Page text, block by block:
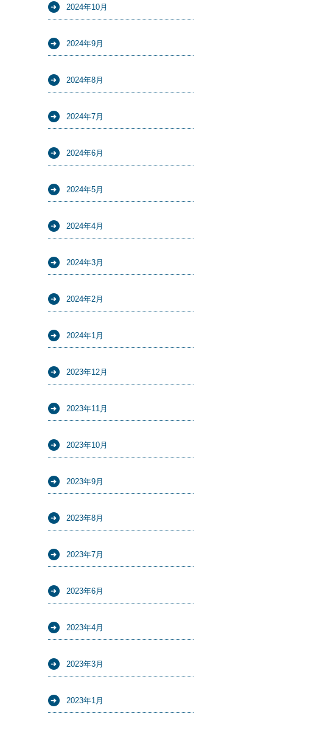
2024年10月
2024年9月
2024年8月
2024年7月
2024年6月
2024年5月
2024年4月
2024年3月
2024年2月
2024年1月
2023年12月
2023年11月
2023年10月
2023年9月
2023年8月
2023年7月
2023年6月
2023年4月
2023年3月
2023年1月